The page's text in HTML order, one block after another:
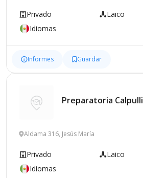
Privado Laico
Idiomas
Informes Guardar
Preparatoria Calpulli
Aldama 316, Jesús María
Privado Laico
Idiomas